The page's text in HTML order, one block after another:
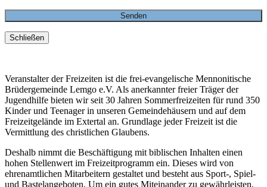
Schließen
Veranstalter der Freizeiten ist die frei-evangelische Mennonitische
Brüdergemeinde Lemgo e.V. Als anerkannter freier Träger der
Jugendhilfe bieten wir seit 30 Jahren Sommerfreizeiten für rund 350
Kinder und Teenager in unseren Gemeindehäusern und auf dem
Freizeitgelände im Extertal an. Grundlage jeder Freizeit ist die
Vermittlung des christlichen Glaubens.
Deshalb nimmt die Beschäftigung mit biblischen Inhalten einen
hohen Stellenwert im Freizeitprogramm ein. Dieses wird von
ehrenamtlichen Mitarbeitern gestaltet und besteht aus Sport-, Spiel-
und Bastelangeboten. Um ein gutes Miteinander zu gewährleisten,